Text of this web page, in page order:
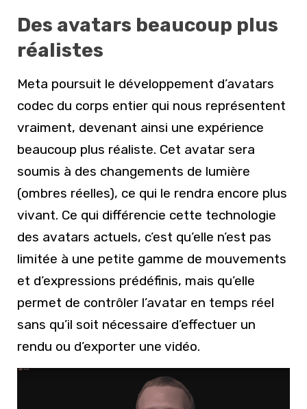
Des avatars beaucoup plus
réalistes
Meta poursuit le développement d’avatars
codec du corps entier qui nous représentent
vraiment, devenant ainsi une expérience
beaucoup plus réaliste. Cet avatar sera
soumis à des changements de lumière
(ombres réelles), ce qui le rendra encore plus
vivant. Ce qui différencie cette technologie
des avatars actuels, c’est qu’elle n’est pas
limitée à une petite gamme de mouvements
et d’expressions prédéfinis, mais qu’elle
permet de contrôler l’avatar en temps réel
sans qu’il soit nécessaire d’effectuer un
rendu ou d’exporter une vidéo.